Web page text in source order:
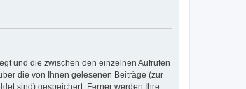
und die zwischen den einzelnen Aufrufen
die von Ihnen gelesenen Beiträge (zur
sind) gespeichert. Ferner werden Ihre